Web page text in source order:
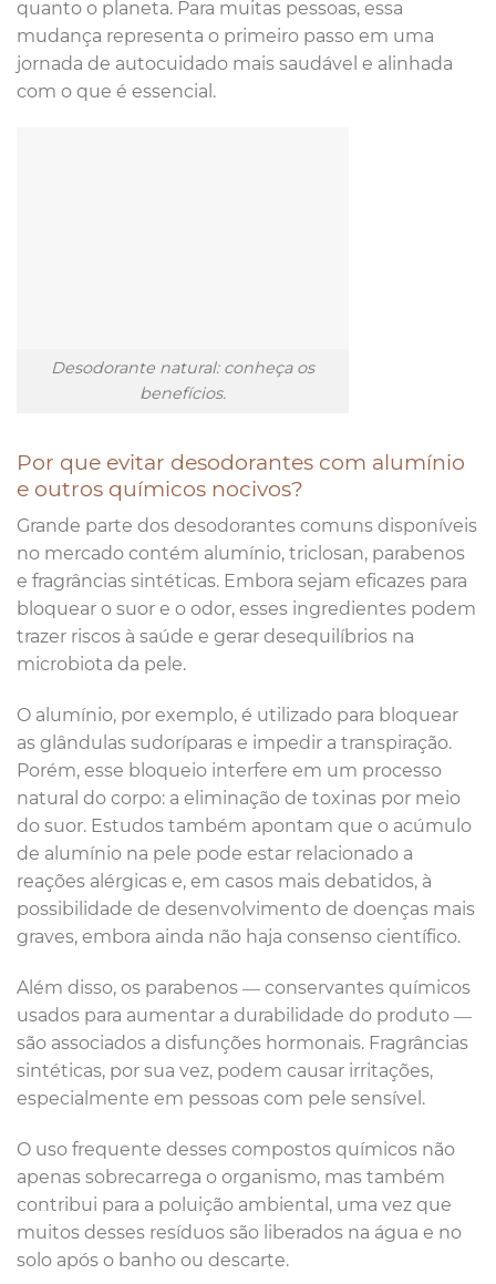
quanto o planeta. Para muitas pessoas, essa
mudança representa o primeiro passo em uma
jornada de autocuidado mais saudável e alinhada
com o que é essencial.
Desodorante natural: conheça os
benefícios.
Por que evitar desodorantes com alumínio
e outros químicos nocivos?
Grande parte dos desodorantes comuns disponíveis
no mercado contém alumínio, triclosan, parabenos
e fragrâncias sintéticas. Embora sejam eficazes para
bloquear o suor e o odor, esses ingredientes podem
trazer riscos à saúde e gerar desequilíbrios na
microbiota da pele.
O alumínio, por exemplo, é utilizado para bloquear
as glândulas sudoríparas e impedir a transpiração.
Porém, esse bloqueio interfere em um processo
natural do corpo: a eliminação de toxinas por meio
do suor. Estudos também apontam que o acúmulo
de alumínio na pele pode estar relacionado a
reações alérgicas e, em casos mais debatidos, à
possibilidade de desenvolvimento de doenças mais
graves, embora ainda não haja consenso científico.
Além disso, os parabenos — conservantes químicos
usados para aumentar a durabilidade do produto —
são associados a disfunções hormonais. Fragrâncias
sintéticas, por sua vez, podem causar irritações,
especialmente em pessoas com pele sensível.
O uso frequente desses compostos químicos não
apenas sobrecarrega o organismo, mas também
contribui para a poluição ambiental, uma vez que
muitos desses resíduos são liberados na água e no
solo após o banho ou descarte.